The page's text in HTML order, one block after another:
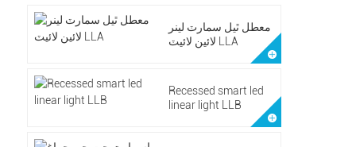
معطل ٿيل سمارٽ لينر
لائين لائيٽ LLA
Recessed smart led
linear light LLB